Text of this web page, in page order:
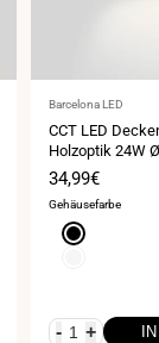
Anbieter:
Barcelona LED
CCT LED
Holzoptik 24W
Verkaufspreis
34,99€
Gehäusefarbe
Schwarz
- +